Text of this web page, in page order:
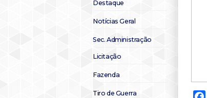
Destaque
Notícias Geral
Sec. Administração
Licitação
Fazenda
Tiro de Guerra